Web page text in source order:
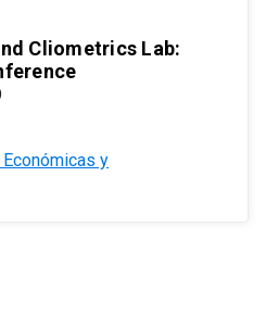
Cliometrics Lab:
y